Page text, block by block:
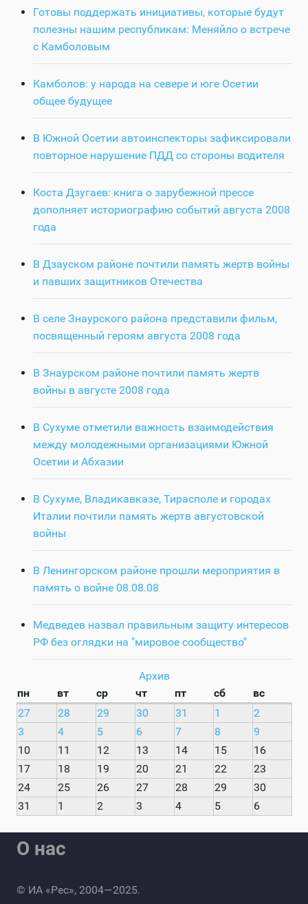
Готовы поддержать инициативы, которые будут
полезны нашим республикам: Меняйло о встрече
с Камболовым
Камболов: у народа на севере и юге Осетии
общее будущее
В Южной Осетии автоинспекторы зафиксировали
повторное нарушение ПДД со стороны водителя
Коста Дзугаев: книга о зарубежной прессе
дополняет историографию событий августа 2008
года
В Дзауском районе почтили память жертв войны
и павших защитников Отечества
В селе Знаурского района представили фильм,
посвященный героям августа 2008 года
В Знаурском районе почтили память жертв
войны в августе 2008 года
В Сухуме отметили важность взаимодействия
между молодежными организациями Южной
Осетии и Абхазии
В Сухуме, Владикавказе, Тирасполе и городах
Италии почтили память жертв августовской
войны
В Ленингорском районе прошли мероприятия в
память о войне 08.08.08
Медведев назвал правильным защиту интересов
РФ без оглядки на "мировое сообщество"
Архив
пн
вт ср чт пт сб
вс
27
28 29 30 31 1
2
3
4 5 6 7 8
9
10
11 12 13 14 15
16
17
18 19 20 21 22
23
24
25 26 27 28 29
30
31
1 2 3 4 5 6
О нас
© ИА «Рес», 2004—2025.